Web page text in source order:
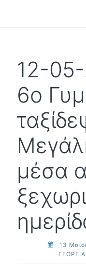
12-
6ο
μέσα
13
ΓΕΩΡΓΙΑ